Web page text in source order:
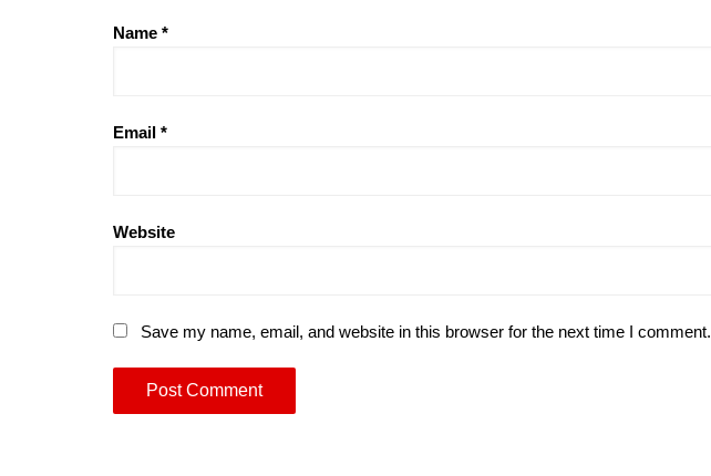
Name *
Email *
Website
Save my name, email, and website in this browser for the next time I comment.